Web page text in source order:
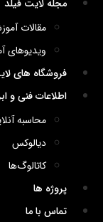
مجله لایت فیلد
مقالات
ویدیوهای
فروشگاه های
اطلاعات فنی و
محاسبه
دیالوکس
کاتالوگ‌ها
پروژه ها
تماس با ما